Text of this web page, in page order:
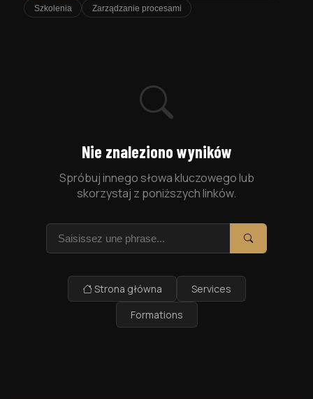
Szkolenia
Zarządzanie procesami
Nie znaleziono wyników
Spróbuj innego słowa kluczowego lub
skorzystaj z poniższych linków.
Szukaj
Szukaj
Strona główna
Services
Formations